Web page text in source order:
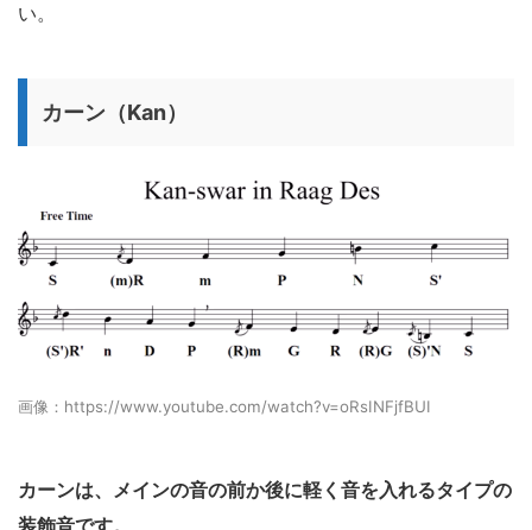
い。
カーン（Kan）
画像：https://www.youtube.com/watch?v=oRsINFjfBUI
カーンは、メインの音の前か後に軽く音を入れるタイプの